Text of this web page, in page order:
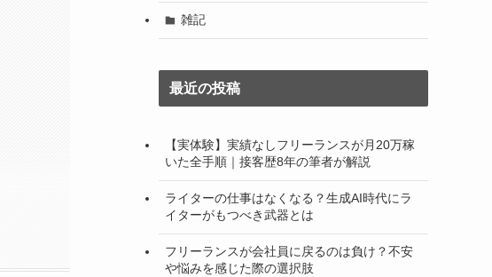
雑記
最近の投稿
【実体験】実績なしフリーランスが月20万稼
いた全手順｜接客歴8年の筆者が解説
ライターの仕事はなくなる？生成AI時代にラ
イターがもつべき武器とは
フリーランスが会社員に戻るのは負け？不安
や悩みを感じた際の選択肢